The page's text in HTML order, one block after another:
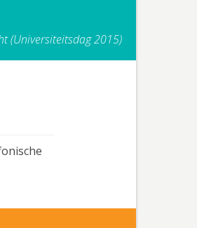
(Universiteitsdag 2015)